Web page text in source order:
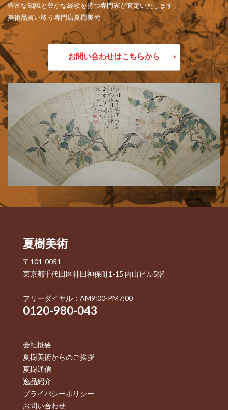
豊富な知識と豊かな経験を持つ専門家が査定いたします。
美術品買い取り専門店夏樹美術
お問い合わせはこちらから
夏樹美術
〒101-0051
東京都千代田区神田神保町1-15 内山ビル5階
フリーダイヤル：AM9:00-PM7:00
0120-980-043
会社概要
夏樹美術からのご挨拶
夏樹通信
逸品紹介
プライバシーポリシー
お問い合わせ